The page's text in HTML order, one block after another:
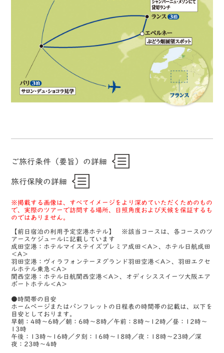
ご旅行条件（要旨）の詳細
旅行保険の詳細
※掲載する画像は、すべてイメージをより深めていただくためのもの
で、実際のツアーで訪問する場所、日照角度および天候を保証するも
のではありません。
【前日宿泊の利用予定空港ホテル】 ※該当コースは、各コースのツ
アースケジュールに記載しています
成田空港：ホテルマイステイズプレミア成田＜A＞、ホテル日航成田
＜A＞
羽田空港：ヴィラフォンテーヌグランド羽田空港＜A＞、羽田エクセ
ルホテル東急＜A＞
関西空港：ホテル日航関西空港＜A＞、オディシススイーツ大阪エア
ポートホテル＜A＞
●時間帯の目安
ホームページまたはパンフレットの日程表の時間帯の記載は、以下を
目安としております。
早朝：4時～6時／朝：6時～8時／午前：8時～12時／昼：12時～
13時
午後：13時～16時／夕刻：16時～18時／夜：18時～23時／深
夜：23時～4時